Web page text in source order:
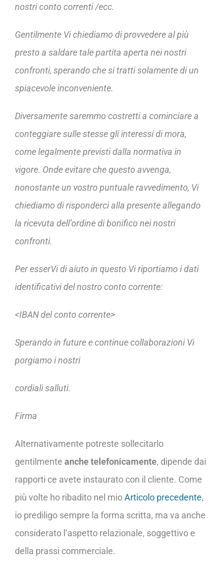
nostri conto correnti /ecc.
Gentilmente Vi chiediamo di provvedere al più
presto a saldare tale partita aperta nei nostri
confronti, sperando che si tratti solamente di un
spiacevole inconveniente.
Diversamente saremmo costretti a cominciare a
conteggiare sulle stesse gli interessi di mora,
come legalmente previsti dalla normativa in
vigore. Onde evitare che questo avvenga,
nonostante un vostro puntuale ravvedimento, Vi
chiediamo di risponderci alla presente allegando
la ricevuta dell’ordine di bonifico nei nostri
confronti.
Per esserVi di aiuto in questo Vi riportiamo i dati
identificativi del nostro conto corrente:
<IBAN del conto corrente>
Sperando in future e continue collaborazioni Vi
porgiamo i nostri
cordiali salluti.
Firma
Alternativamente potreste sollecitarlo
gentilmente anche telefonicamente, dipende dai
rapporti ce avete instaurato con il cliente. Come
più volte ho ribadito nel mioArticolo precedente,
io prediligo sempre la forma scritta, ma va anche
considerato l’aspetto relazionale, soggettivo e
della prassi commerciale.